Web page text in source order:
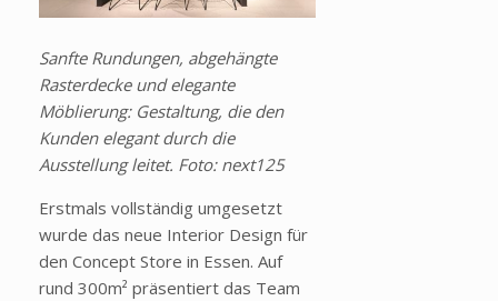
Sanfte Rundungen, abgehängte
Rasterdecke und elegante
Möblierung: Gestaltung, die den
Kunden elegant durch die
Ausstellung leitet. Foto: next125
Erstmals vollständig umgesetzt
wurde das neue Interior Design für
den Concept Store in Essen. Auf
rund 300m² präsentiert das Team